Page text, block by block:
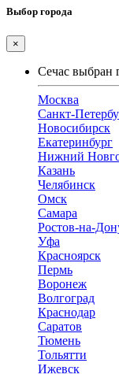
Выбор города
×
Сечас выбран
Москва
Санкт-
Новосибирск
Екатеринбург
Нижний
Казань
Челябинск
Омск
Самара
Ростов-на-
Уфа
Красноярск
Пермь
Воронеж
Волгоград
Краснодар
Саратов
Тюмень
Тольятти
Ижевск